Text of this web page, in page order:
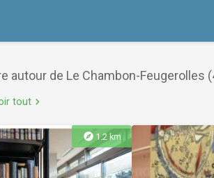
autour de Le Chambon-Feugerolles
tout chevron_right
explore 1.2 km